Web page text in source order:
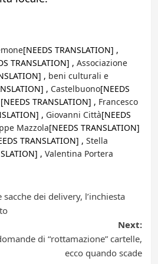
[NEEDS TRANSLATION] ,
TRANSLATION] , Associazione
, beni culturali e
, Castelbuono[NEEDS
[NEEDS TRANSLATION] , Francesco
, Giovanni Città[NEEDS
Mazzola[NEEDS TRANSLATION]
TRANSLATION] , Stella
, Valentina Portera
dei delivery, l’inchiesta
Next:
di “rottamazione” cartelle,
ecco quando scade